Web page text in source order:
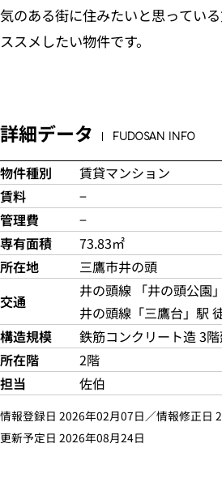
気のある街に住みたいと思ってい
ススメしたい物件です。
詳細データ FUDOSAN INFO
物件種別
賃貸マンション
賃料
−
管理費
−
専有面積
73.83㎡
所在地
三鷹市井の頭
交通
井の頭線 「井の頭公園
井の頭線「三鷹台」駅
構造規模
鉄筋コンクリート造 3
所在階
2階
担当
佐伯
情報登録日 2026年02月07日／情報修正日
更新予定日 2026年08月24日